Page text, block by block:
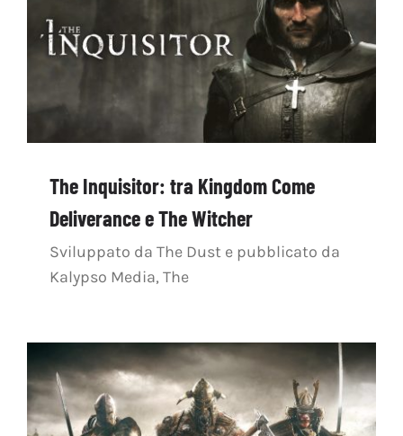
The Inquisitor: tra Kingdom Come
Deliverance e The Witcher
Sviluppato da The Dust e pubblicato da
Kalypso Media, The